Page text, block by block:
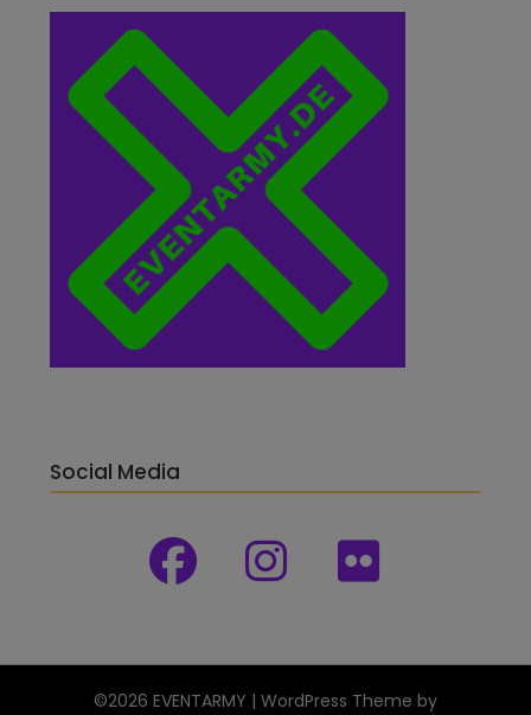
Social Media
©2026 EVENTARMY | WordPress Theme by